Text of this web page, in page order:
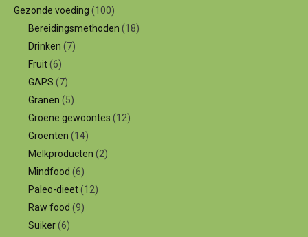
Gezonde voeding (100)
Bereidingsmethoden (18)
Drinken (7)
Fruit(6)
GAPS (7)
Granen (5)
Groene gewoontes (12)
Groenten (14)
Melkproducten (2)
Mindfood (6)
Paleo-dieet(12)
Raw food (9)
Suiker(6)